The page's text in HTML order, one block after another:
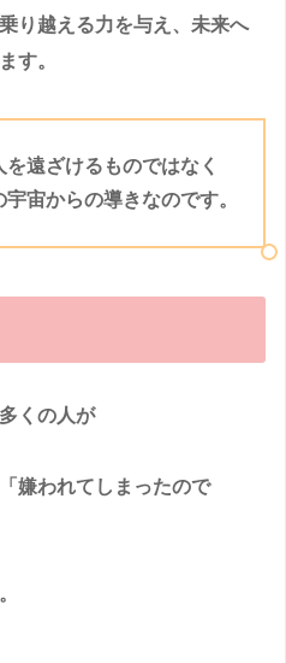
り越える力を与え、未来へ
す。
遠ざけるものではなく
宙からの導きなのです。
くの人が
嫌われてしまったので